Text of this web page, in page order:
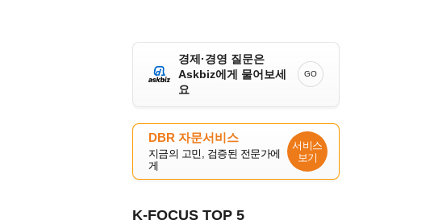
경제·경영 질문은
Askbiz에게 물어보세
요
GO
DBR 자문서비스
지금의 고민, 검증된 전문가에
게
서비스
보기
K-FOCUS TOP 5